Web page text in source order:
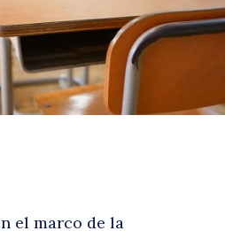
el marco de la